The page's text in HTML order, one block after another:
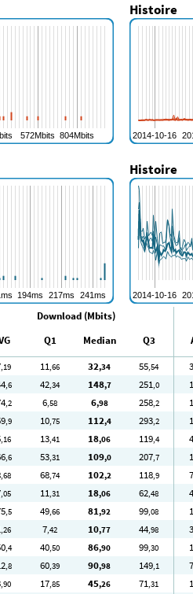
Histoire
Histoire
Download (Mbits)
Q1 Median Q3
,19 11,66 32,34 55,54
,6 42,34 148,7 251,0
,2 6,58 6,98 258,2
,9 10,75 112,4 293,2
,16 13,41 18,06 119,4
,6 53,31 109,0 207,7
,68 68,74 102,2 118,9
,05 11,31 18,06 62,48
,5 49,66 81,92 99,08
,26 7,42 10,77 44,98
,4 40,50 86,90 99,30
,8 60,39 90,98 149,1
,90 17,85 45,26 71,31